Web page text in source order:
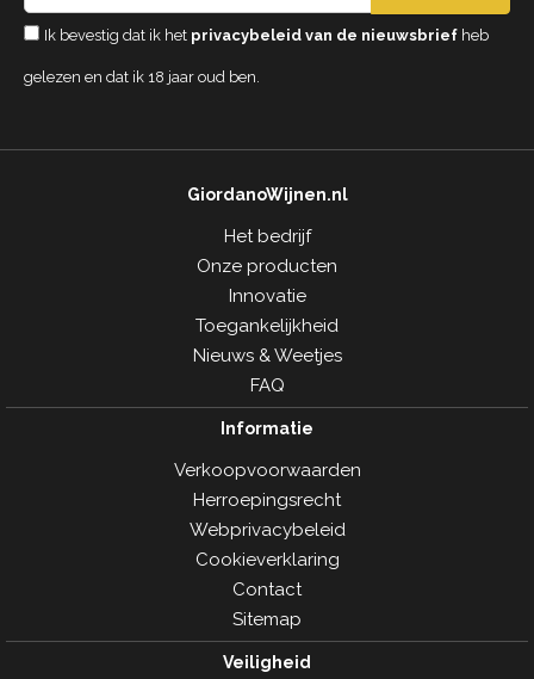
Ik bevestig dat ik het privacybeleid van de nieuwsbrief heb
gelezen en dat ik 18 jaar oud ben.
GiordanoWijnen.nl
Het bedrijf
Onze producten
Innovatie
Toegankelijkheid
Nieuws & Weetjes
FAQ
Informatie
Verkoopvoorwaarden
Herroepingsrecht
Webprivacybeleid
Cookieverklaring
Contact
Sitemap
Veiligheid